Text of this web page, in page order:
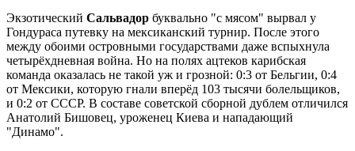
Экзотический Сальвадор буквально "с мясом" вырвал у
Гондураса путевку на мексиканский турнир. После этого
между обоими островными государствами даже вспыхнула
четырёхдневная война. Но на полях ацтеков карибская
команда оказалась не такой уж и грозной: 0:3 от Бельгии, 0:4
от Мексики, которую гнали вперёд 103 тысячи болельщиков,
и 0:2 от СССР. В составе советской сборной дублем отличился
Анатолий Бишовец, уроженец Киева и нападающий
"Динамо".